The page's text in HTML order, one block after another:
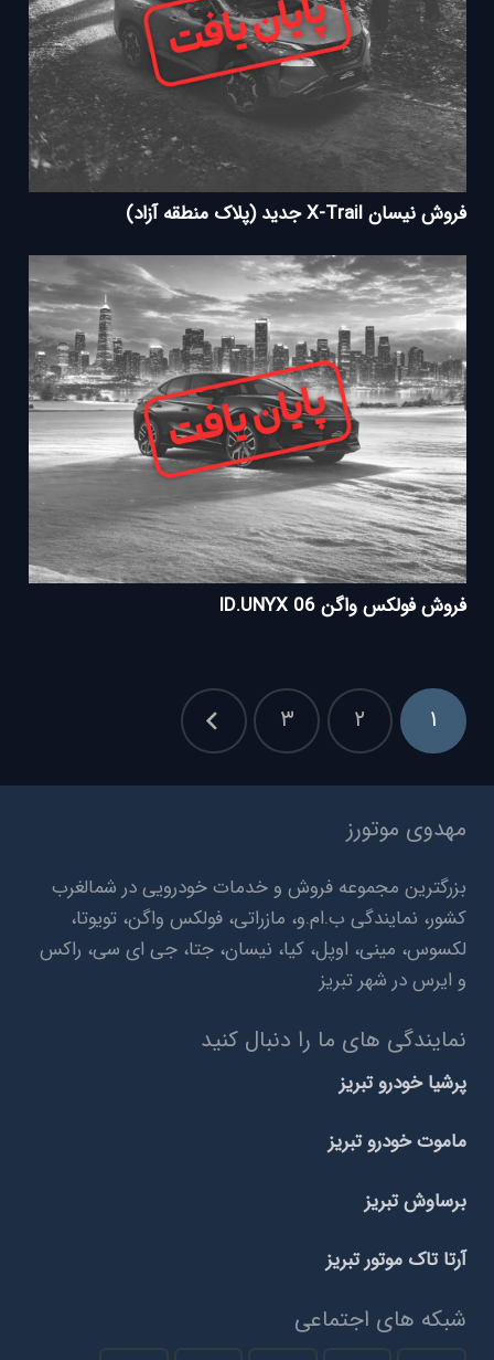
فروش نیسان X-Trail جدید (پلاک منطقه آزاد)
فروش فولکس واگن ID.UNYX 06
Posts
pagination
۱ ۲ ۳
مهدوی موتورز
بزرگترین مجموعه فروش و خدمات خودرویی در شمالغرب
کشور، نمایندگی ب.ام.و، مازراتی، فولکس واگن، تویوتا،
لکسوس، مینی، اوپل، کیا، نیسان، جتا، جی ای سی، راکس
و ایرس در شهر تبریز
نمایندگی های ما را دنبال کنید
پرشیا خودرو تبریز
ماموت خودرو تبریز
برساوش تبریز
آرتا تاک موتور تبریز
شبکه های اجتماعی